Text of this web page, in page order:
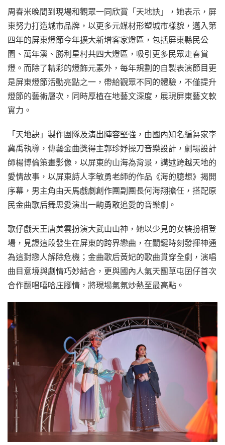
周春米晚間到現場和觀眾一同欣賞「天地訣」，她表示，屏
東努力打造城市品牌，以更多元媒材形塑城市樣貌，邁入第
四年的屏東燈節今年擴大新增客家燈區，包括屏東縣民公
園、萬年溪、勝利星村共四大燈區，吸引更多民眾走春賞
燈。而除了精彩的燈飾元素外，每年規劃的自製表演節目更
是屏東燈節活動亮點之一，帶給觀眾不同的體驗，不僅提升
燈節的藝術層次，同時厚植在地藝文深度，展現屏東藝文軟
實力。
「天地訣」製作團隊及演出陣容堅強，由國內知名編舞家李
冀禹執導，傳藝金曲獎得主郭珍妤操刀音樂設計，劇場設計
師楊博倫策畫影像，以屏東的山海為背景，講述跨越天地的
愛情故事，以屏東詩人李敏勇老師的作品《海的臆想》揭開
序幕，男主角由天馬戲劇創作團副團長何海翔擔任，搭配原
民金曲歌后舞思愛演出一齣勇敢追愛的音樂劇。
歌仔戲天王唐美雲扮演大武山山神，她以少見的女裝扮相登
場，見證這段發生在屏東的跨界戀曲，在關鍵時刻發揮神通
為這對戀人解除危機；金曲歌后黃妃的歌曲貫穿全劇，演唱
曲目意境與劇情巧妙結合，更與國內人氣天團草屯囝仔首次
合作翻唱嘻哈庄腳情，將現場氣氛炒熱至最高點。